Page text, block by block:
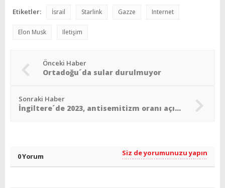
Etiketler: İsrail Starlink Gazze Internet
Elon Musk Iletişim
Önceki Haber
Ortadoğu´da sular durulmuyor
Sonraki Haber
İngiltere´de 2023, antisemitizm oranı açısından en kötü yıl
0 Yorum Siz de yorumunuzu yapın